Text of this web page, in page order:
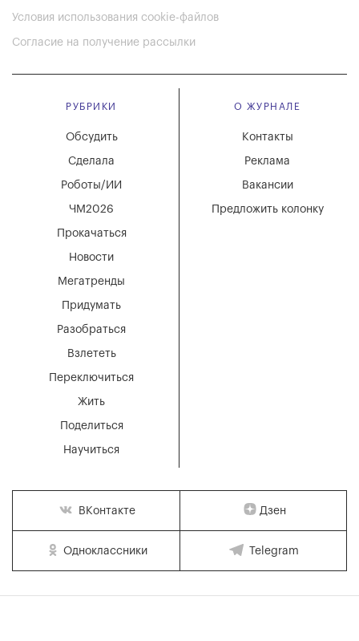
Условия использования cookie-файлов
Согласие на получение рассылки
РУБРИКИ
Мегатренды
Придумать
Разобраться
Взлететь
Новости
Переключиться
Жить
Поделиться
Научиться
Обсудить
Сделала
Роботы/ИИ
ЧМ2026
Прокачаться
О ЖУРНАЛЕ
Вакансии
Реклама
Контакты
Предложить колонку
ВКонтакте Дзен
Одноклассники Telegram